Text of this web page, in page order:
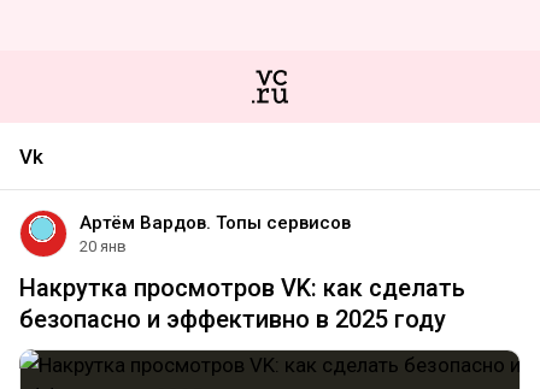
Vk
Артём Вардов. Топы сервисов
20 янв
Накрутка просмотров VK: как сделать
безопасно и эффективно в 2025 году